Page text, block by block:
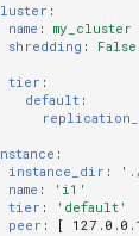
:
name :
my_cluster
shredding : False
tier :
default :
:
instance_dir :
name :
'i1'
tier :
'default'
peer : [ 127.0.0.1